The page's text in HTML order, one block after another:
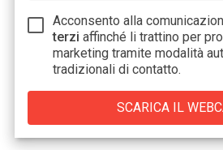
Acconsento alla
terzi affinché li trattino per
marketing tramite modalità
tradizionali di contatto.